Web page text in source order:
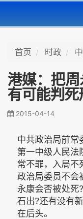
首页 时政
港媒：把
有可能判死
2015-04-14
中共政治局前常
第一中级人民法
常不罪，入局不
政治局委员不会
永康会否被处死
石出?还有没有
在后头。